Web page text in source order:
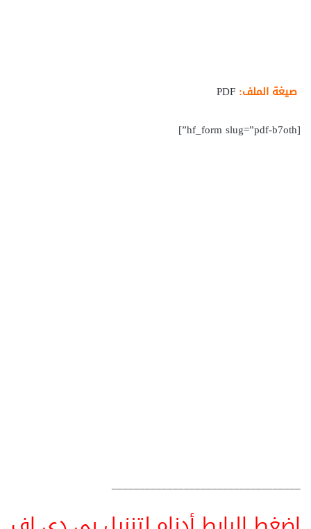
صيغة الملف:
[hf_form slug=”pdf-b7oth”]
__________________________________